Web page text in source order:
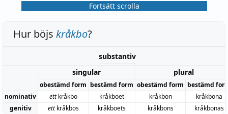
Fortsätt scrolla
Hur böjs kråkbo?
substantiv
singular
plural
obestämd form bestämd form obestämd form bestämd
nominativ
ettkråkbo kråkboet kråkbon
kråkbona
genitiv
ettkråkbos kråkboets kråkbons kråkbonas